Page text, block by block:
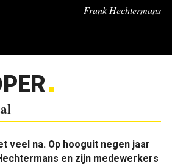
Frank Hechtermans
veel na. Op hooguit negen jaar
en zijn medewerkers